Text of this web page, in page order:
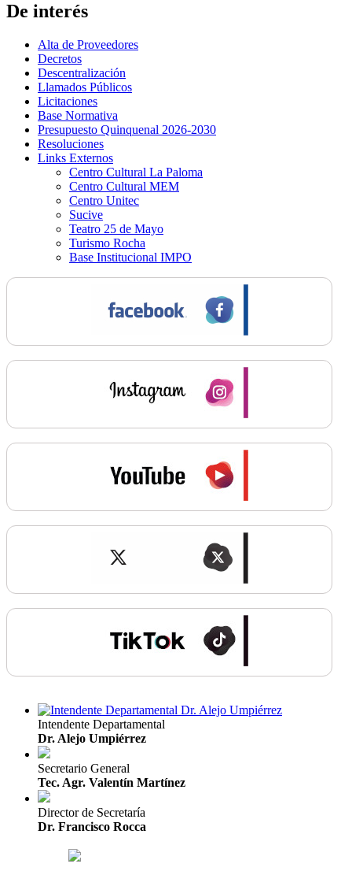
De interés
Alta de Proveedores
Decretos
Descentralización
Llamados Públicos
Licitaciones
Base Normativa
Presupuesto Quinquenal 2026-2030
Resoluciones
Links Externos
Centro Cultural La Paloma
Centro Cultural MEM
Centro Unitec
Sucive
Teatro 25 de Mayo
Turismo Rocha
Base Institucional IMPO
Intendente Departamental
Dr. Alejo Umpiérrez
Secretario General
Tec. Agr. Valentín Martínez
Director de Secretaría
Dr. Francisco Rocca